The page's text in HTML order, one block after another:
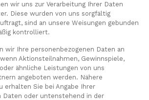
wir uns zur Verarbeitung Ihrer Daten
Diese wurden von uns sorgfältig
sind an unsere Weisungen gebunden
kontrolliert.
wir Ihre personenbezogenen Daten an
Aktionsteilnahmen, Gewinnspiele,
ähnliche Leistungen von uns
angeboten werden. Nähere
erhalten Sie bei Angabe Ihrer
Daten oder untenstehend in der